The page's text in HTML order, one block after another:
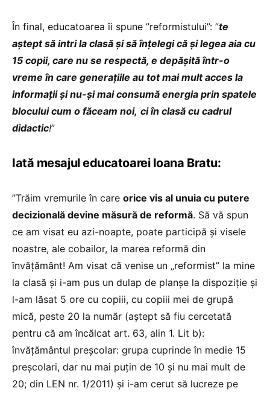
În final, educatoarea îi spune ”reformistului”: ”te
aştept să intri la clasă şi să înţelegi că şi legea aia cu
15 copii, care nu se respectă, e depăşită într-o
vreme în care generaţiile au tot mai mult acces la
informaţii şi nu-şi mai consumă energia prin spatele
blocului cum o făceam noi, ci în clasă cu cadrul
didactic!”
Iată mesajul educatoarei Ioana Bratu:
”Trăim vremurile în care orice vis al unuia cu putere
decizională devine măsură de reformă. Să vă spun
ce am visat eu azi-noapte, poate participă și visele
noastre, ale cobailor, la marea reformă din
învățământ! Am visat că venise un „reformist” la mine
la clasă și i-am pus un dulap de planșe la dispoziție și
l-am lăsat 5 ore cu copiii, cu copiii mei de grupă
mică, peste 20 la număr (aștept să fiu cercetată
pentru că am încălcat art. 63, alin 1. Lit b):
învăţământul preşcolar: grupa cuprinde în medie 15
preşcolari, dar nu mai puţin de 10 şi nu mai mult de
20; din LEN nr. 1/2011) și i-am cerut să lucreze pe